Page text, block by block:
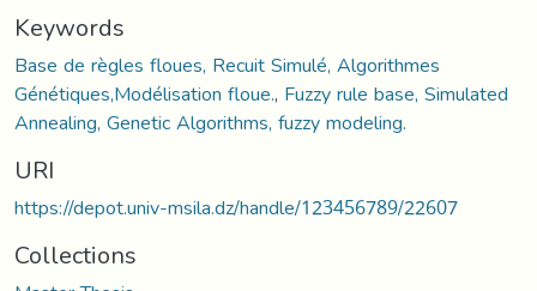
Keywords
Base de règles floues, Recuit Simulé, Algorithmes
Génétiques,Modélisation floue., Fuzzy rule base, Simulated
Annealing, Genetic Algorithms, fuzzy modeling.
URI
https://depot.univ-msila.dz/handle/123456789/22607
Collections